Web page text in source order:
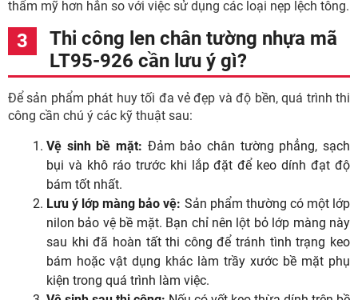
thẩm mỹ hơn hẳn so với việc sử dụng các loại nẹp lệch tông.
Thi công len chân tường nhựa mã
LT95-926 cần lưu ý gì?
Để sản phẩm phát huy tối đa vẻ đẹp và độ bền, quá trình thi
công cần chú ý các kỹ thuật sau:
Vệ sinh bề mặt: Đảm bảo chân tường phẳng, sạch
bụi và khô ráo trước khi lắp đặt để keo dính đạt độ
bám tốt nhất.
Lưu ý lớp màng bảo vệ: Sản phẩm thường có một lớp
nilon bảo vệ bề mặt. Bạn chỉ nên lột bỏ lớp màng này
sau khi đã hoàn tất thi công để tránh tình trạng keo
bám hoặc vật dụng khác làm trầy xước bề mặt phụ
kiện trong quá trình làm việc.